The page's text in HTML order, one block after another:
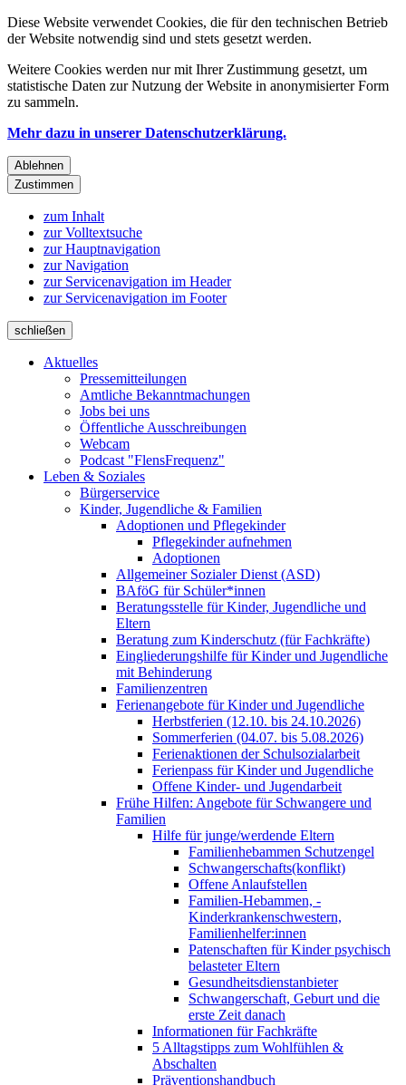
Diese Website verwendet Cookies, die für den technischen Betrieb
der Website notwendig sind und stets gesetzt werden.
Weitere Cookies werden nur mit Ihrer Zustimmung gesetzt, um
statistische Daten zur Nutzung der Website in anonymisierter Form
zu sammeln.
Mehr dazu in unserer Datenschutzerklärung.
Ablehnen
Zustimmen
zum Inhalt
zur Volltextsuche
zur Hauptnavigation
zur Navigation
zur Servicenavigation im Header
zur Servicenavigation im Footer
schließen
Aktuelles
Pressemitteilungen
Amtliche Bekanntmachungen
Jobs bei uns
Öffentliche Ausschreibungen
Webcam
Podcast "FlensFrequenz"
Leben & Soziales
Bürgerservice
Kinder, Jugendliche & Familien
Adoptionen und Pflegekinder
Pflegekinder aufnehmen
Adoptionen
Allgemeiner Sozialer Dienst (ASD)
BAföG für Schüler*innen
Beratungsstelle für Kinder, Jugendliche und
Eltern
Beratung zum Kinderschutz (für Fachkräfte)
Eingliederungshilfe für Kinder und Jugendliche
mit Behinderung
Familienzentren
Ferienangebote für Kinder und Jugendliche
Herbstferien (12.10. bis 24.10.2026)
Sommerferien (04.07. bis 5.08.2026)
Ferienaktionen der Schulsozialarbeit
Ferienpass für Kinder und Jugendliche
Offene Kinder- und Jugendarbeit
Frühe Hilfen: Angebote für Schwangere und
Familien
Hilfe für junge/werdende Eltern
Familienhebammen Schutzengel
Schwangerschafts(konflikt)
Offene Anlaufstellen
Familien-Hebammen, -
Kinderkrankenschwestern,
Familienhelfer:innen
Patenschaften für Kinder psychisch
belasteter Eltern
Gesundheitsdienstanbieter
Schwangerschaft, Geburt und die
erste Zeit danach
Informationen für Fachkräfte
5 Alltagstipps zum Wohlfühlen &
Abschalten
Präventionshandbuch